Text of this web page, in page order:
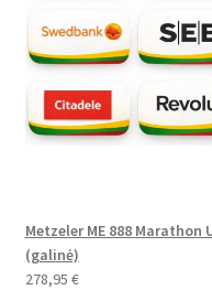
Metzeler ME 888 Marathon
(galinė)
278,95 €